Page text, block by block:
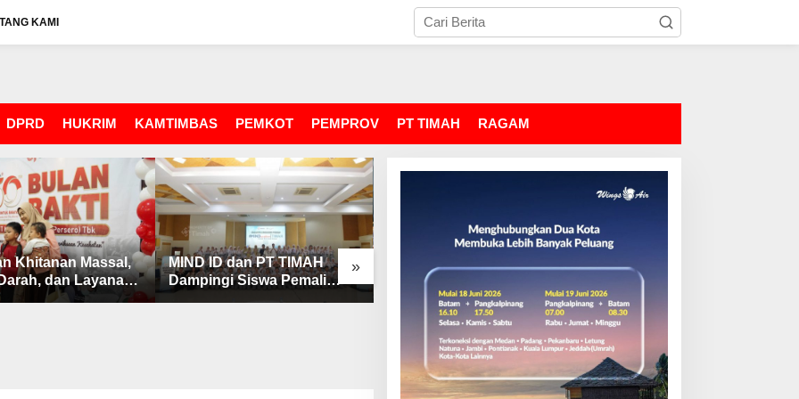
KAMI
DPRD HUKRIM KAMTIMBAS PEMKOT PEMPROV PT TIMAH RAGAM
»
Khitanan Massal,
dan Layanan
Gratis
MIND ID dan PT TIMAH
Dampingi Siswa Pemali
Ungkap Kasus
Penyelundupan
Timah, Empat Orang
Ditetapkan Tersangka